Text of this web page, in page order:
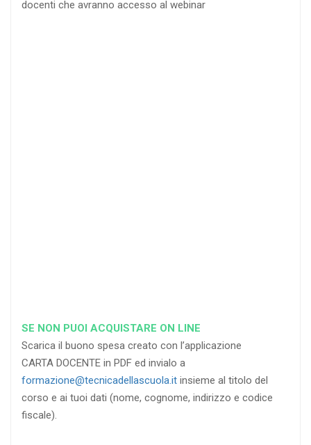
docenti che avranno accesso al webinar
SE NON PUOI ACQUISTARE ON LINE
Scarica il buono spesa creato con l’applicazione
CARTA DOCENTE in PDF ed invialo a
formazione@tecnicadellascuola.it insieme al titolo del
corso e ai tuoi dati (nome, cognome, indirizzo e codice
fiscale).